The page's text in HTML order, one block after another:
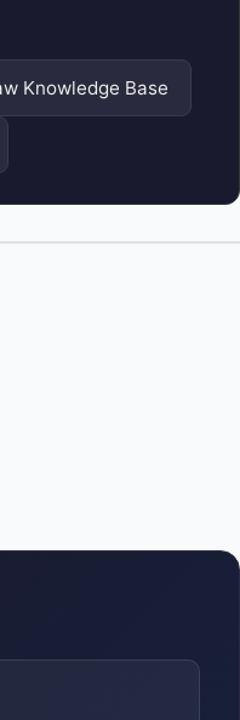
Knowledge Base